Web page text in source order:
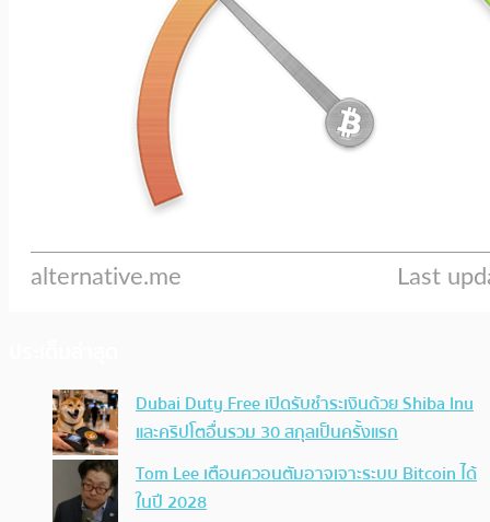
Dubai Duty Free เปิดรับชำระเงินด้วย Shiba Inu
และคริปโตอื่นรวม 30 สกุลเป็นครั้งแรก
Tom Lee เตือนควอนตัมอาจเจาะระบบ Bitcoin ได้
ในปี 2028